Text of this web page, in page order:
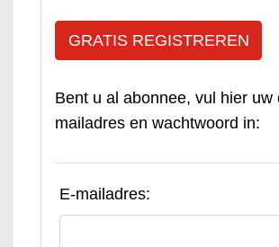
GRATIS REGISTREREN
Bent u al abonnee, vul hier uw
mailadres en wachtwoord in:
E-mailadres: